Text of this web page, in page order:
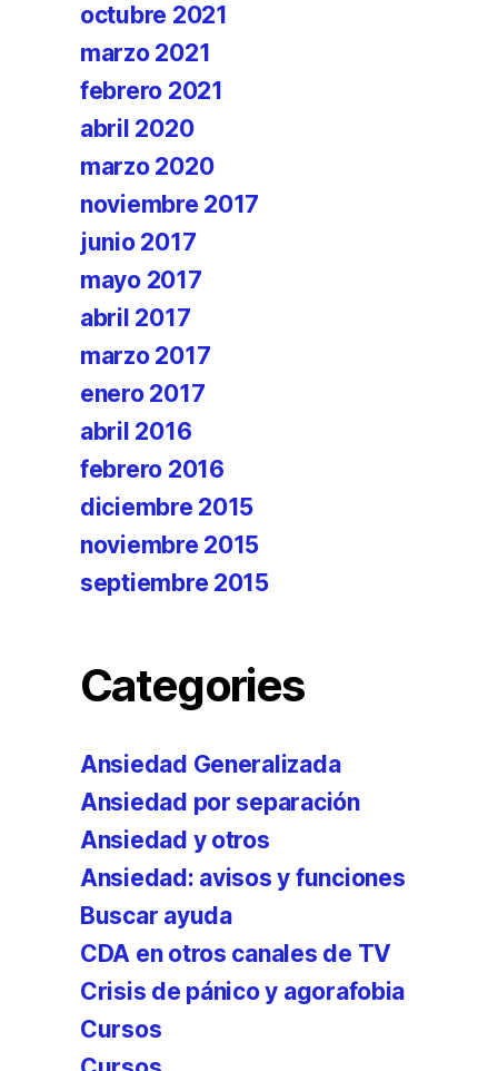
octubre 2021
marzo 2021
febrero 2021
abril 2020
marzo 2020
noviembre 2017
junio 2017
mayo 2017
abril 2017
marzo 2017
enero 2017
abril 2016
febrero 2016
diciembre 2015
noviembre 2015
septiembre 2015
Categories
Ansiedad Generalizada
Ansiedad por separación
Ansiedad y otros
Ansiedad: avisos y funciones
Buscar ayuda
CDA en otros canales de TV
Crisis de pánico y agorafobia
Cursos